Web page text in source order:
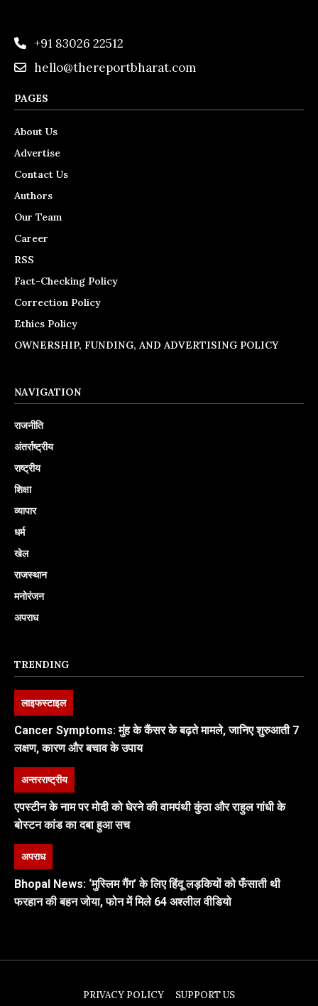
+91 83026 22512
hello@thereportbharat.com
PAGES
About Us
Advertise
Contact Us
Authors
Our Team
Career
RSS
Fact-Checking Policy
Correction Policy
Ethics Policy
OWNERSHIP, FUNDING, AND ADVERTISING POLICY
NAVIGATION
राजनीति
अंतर्राष्ट्रीय
राष्ट्रीय
शिक्षा
व्यापार
धर्म
खेल
राजस्थान
मनोरंजन
अपराध
TRENDING
लाइफस्टाइल
Cancer Symptoms: मुंह के कैंसर के बढ़ते मामले, जानिए शुरुआती 7
लक्षण, कारण और बचाव के उपाय
अन्तरराष्ट्रीय
एपस्टीन के नाम पर मोदी को घेरने की वामपंथी कुंठा और राहुल गांधी के
बोस्टन कांड का दबा हुआ सच
अपराध
Bhopal News: ‘मुस्लिम गैंग’ के लिए हिंदू लड़कियों को फँसाती थी
फरहान की बहन जोया, फोन में मिले 64 अश्लील वीडियो
PRIVACY POLICY SUPPORT US